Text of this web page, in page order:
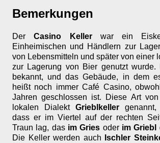
Bemerkungen
DerCasino Kellerwar ein
Einheimischen und Händlern zur
von Lebensmitteln und später von einer
zur Lagerung von Bier genutzt wurde.
bekannt, und das Gebäude, in dem
heißt noch immer Café Casino,
Jahren geschlossen ist. Diese Art
lokalen Dialekt Grieblkeller
dass er im Viertel auf der rechten
Traun lag, das im Gries oder im Griebl
Die Keller werden auch
Ischler